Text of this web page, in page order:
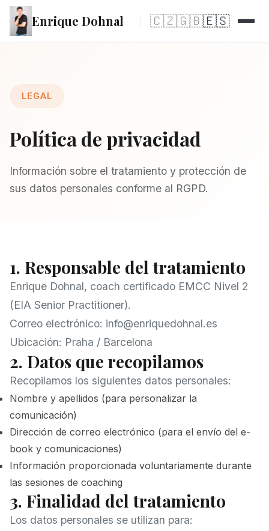
Enrique Dohnal 🇨🇿🇬🇧🇪🇸
LEGAL
Política de privacidad
Información sobre el tratamiento y protección de
sus datos personales conforme al RGPD.
1. Responsable del tratamiento
Enrique Dohnal, coach certificado EMCC Nivel 2
(EIA Senior Practitioner).
Correo electrónico: info@enriquedohnal.es
Ubicación: Praha / Barcelona
2. Datos que recopilamos
Recopilamos los siguientes datos personales:
Nombre y apellidos (para personalizar la
comunicación)
Dirección de correo electrónico (para el envío del e-
book y comunicaciones)
Información proporcionada voluntariamente durante
las sesiones de coaching
3. Finalidad del tratamiento
Los datos personales se utilizan para: